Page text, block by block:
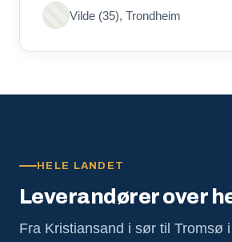
Vilde (35), Trondheim
HELE LANDET
Leverandører over
Fra Kristiansand i sør til Tromsø